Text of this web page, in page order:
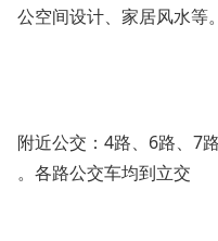
公空间设计、家居风水等。
附近公交：4路、6路、7
。各路公交车均到立交